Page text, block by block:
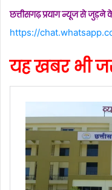
छत्तीसगढ़ प्रयाग न्यूज से
https://
यह खबर भी